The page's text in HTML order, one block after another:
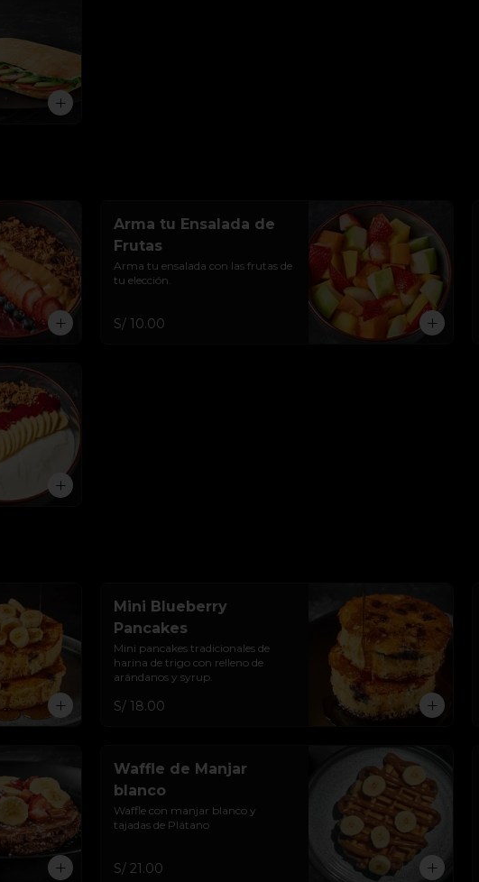
Arma tu Ensalada de
Frutas
Arma tu ensalada con las frutas de
tu elección.
S/ 10.00
Mini Blueberry
Pancakes
Mini pancakes tradicionales de
harina de trigo con relleno de
arándanos y syrup.
S/ 18.00
Waffle de Manjar
blanco
Waffle con manjar blanco y
tajadas de Plátano
S/ 21.00